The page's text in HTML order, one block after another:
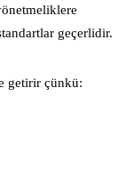
geçerlidir.
getirir çünkü: